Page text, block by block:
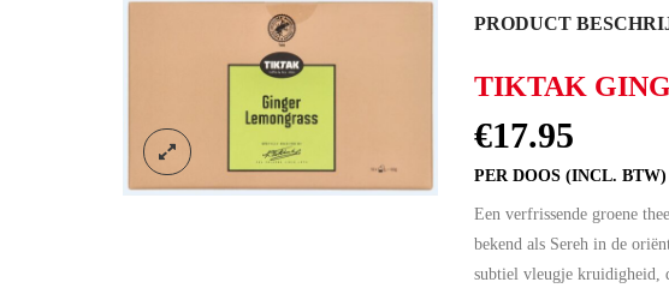
PRODUCT
TIKTAK
€17.95
PER DOOS (INCL. BTW)
Een verfrissende groene
bekend als Sereh in de
subtiel vleugje kruidigheid,